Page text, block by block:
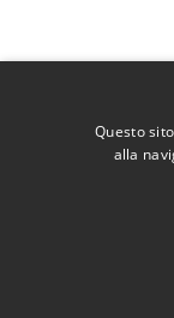
Questo
alla